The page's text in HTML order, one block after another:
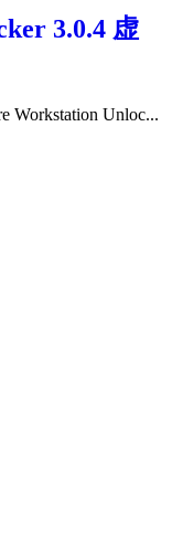
3.0.4 虚
Workstation Unloc...